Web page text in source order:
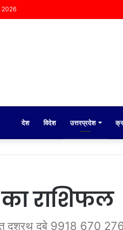
2026
देश विदेश उत्तरप्रदेश
राशिफल
दशरथ दुबे 9918 670